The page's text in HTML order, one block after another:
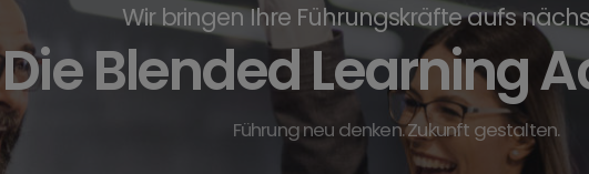
Wir bringen Ihre Führungskräfte aufs
Die Blended Learning
Führungneu denken.Zukunft gestalten.